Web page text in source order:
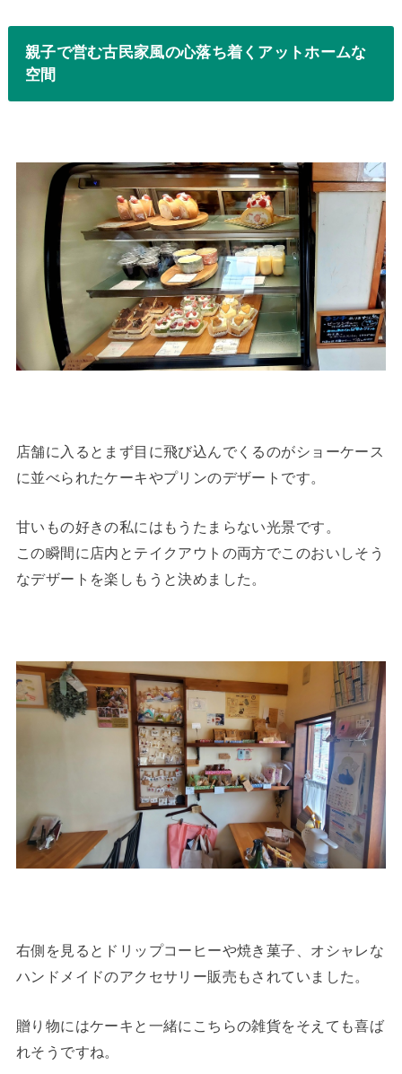
親子で営む古民家風の心落ち着くアットホームな
空間
店舗に入るとまず目に飛び込んでくるのがショーケース
に並べられたケーキやプリンのデザートです。
甘いもの好きの私にはもうたまらない光景です。
この瞬間に店内とテイクアウトの両方でこのおいしそう
なデザートを楽しもうと決めました。
右側を見るとドリップコーヒーや焼き菓子、オシャレな
ハンドメイドのアクセサリー販売もされていました。
贈り物にはケーキと一緒にこちらの雑貨をそえても喜ば
れそうですね。